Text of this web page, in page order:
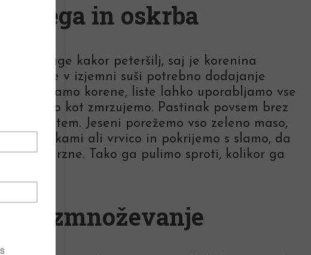
Nega in oskrba
manj vlage kakor peteršilj, saj je korenina
temu je v izjemni suši potrebno dodajanje
spravljamo korene, liste lahko uporabljamo vse
jih sušimo kot zmrzujemo. Pastinak povsem brez
na prostem. Jeseni porežemo vso zeleno maso,
s palčkami ali vrvico in pokrijemo s slamo, da
ne zamrzne. Tako ga pulimo sproti, kolikor ga
Razmnoževanje